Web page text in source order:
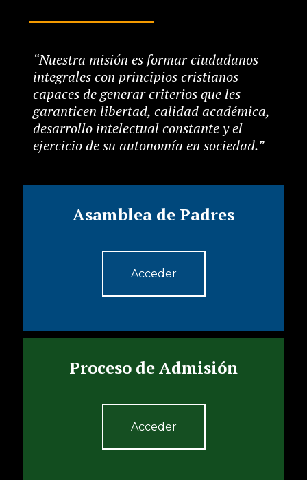
“Nuestra misión es formar ciudadanos
integrales con principios cristianos
capaces de generar criterios que les
garanticen libertad, calidad académica,
desarrollo intelectual constante y el
ejercicio de su autonomía en sociedad.”
Asamblea de Padres
Acceder
Proceso de Admisión
Acceder